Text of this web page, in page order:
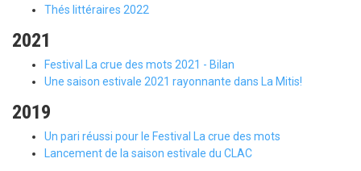
Thés littéraires 2022
2021
Festival La crue des mots 2021 - Bilan
Une saison estivale 2021 rayonnante dans La Mitis!
2019
Un pari réussi pour le Festival La crue des mots
Lancement de la saison estivale du CLAC